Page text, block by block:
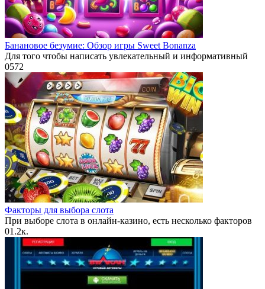
Банановое безумие: Обзор игры Sweet Bonanza
Для того чтобы написать увлекательный и информативный
0572
Факторы для выбора слота
При выборе слота в онлайн-казино, есть несколько факторов
01.2к.